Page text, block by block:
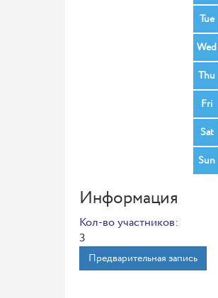
Tue
Wed
Thu
Fri
Sat
Sun
Информация
Кол-во участников:
3
Предварительная запись